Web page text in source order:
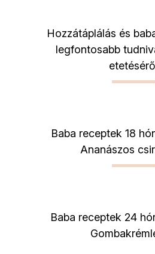
Hozzátáplálás és
legfontosabb
Baba receptek 18
Ananászos
Baba receptek 24